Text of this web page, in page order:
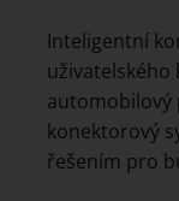
Inteligentní
automobilový
konektorový
řešením pro